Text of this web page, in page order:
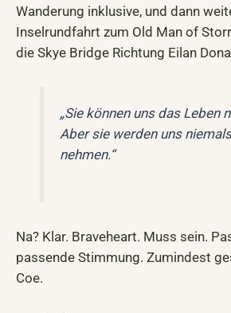
Wanderung inklusive, und dann
Inselrundfahrt zum Old Man of
die Skye Bridge Richtung Eilan
„Sie können uns das Leben
Aber sie werden uns
nehmen.“
Na? Klar. Braveheart. Muss sein.
passende Stimmung. Zumindest
Coe.